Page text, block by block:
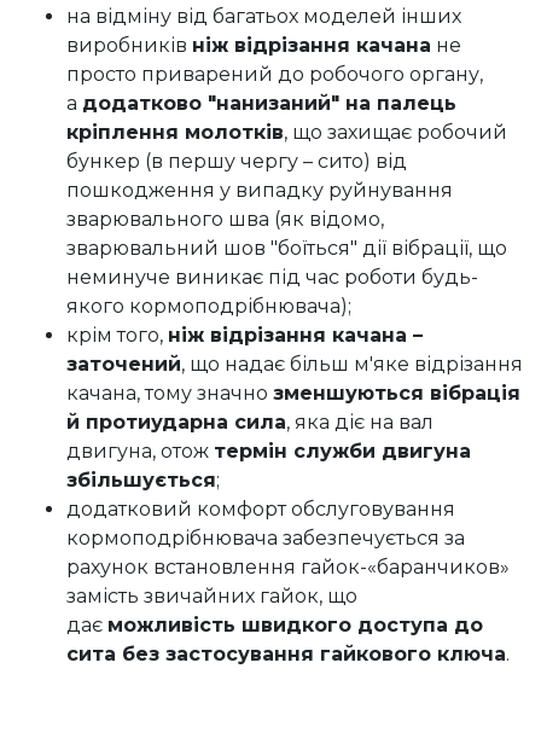
на відміну від багатьох моделей інших
виробників ніж відрізання качана не
просто приварений до робочого органу,
а додатково "нанизаний" на палець
кріплення молотків, що захищає робочий
бункер (в першу чергу – сито) від
пошкодження у випадку руйнування
зварювального шва (як відомо,
зварювальний шов "боїться" дії вібрації, що
неминуче виникає під час роботи будь-
якого кормоподрібнювача);
крім того, ніж відрізання качана –
заточений, що надає більш м'яке відрізання
качана, тому значно зменшуються вібрація
й протиударна сила, яка діє на вал
двигуна, отож термін служби двигуна
збільшується;
додатковий комфорт обслуговування
кормоподрібнювача забезпечується за
рахунок встановлення гайок-«баранчиков»
замість звичайних гайок, що
дає можливість швидкого доступа до
сита без застосування гайкового ключа.